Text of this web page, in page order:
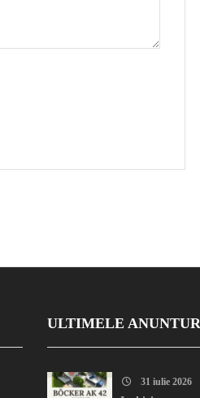
ULTIMELE
31 iulie 2026